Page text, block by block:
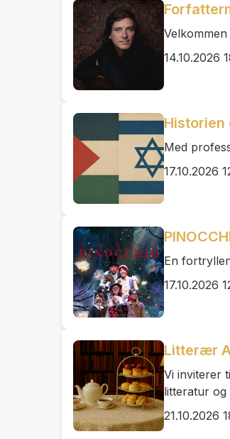
14.10.2026
Historien
Med
17.10.2026
En
17.10.2026
Litterær
Vi inviterer
litteratur og
21.10.2026